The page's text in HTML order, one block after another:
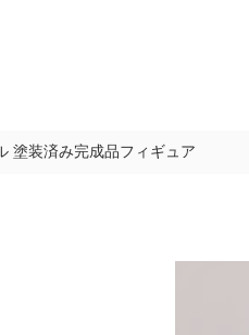
塗装済み完成品フィギュア